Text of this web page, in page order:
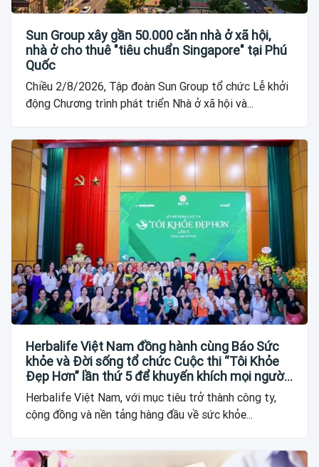
Sun Group xây gần 50.000 căn nhà ở xã hội,
nhà ở cho thuê "tiêu chuẩn Singapore" tại Phú
Quốc
Chiều 2/8/2026, Tập đoàn Sun Group tổ chức Lễ khởi
động Chương trình phát triển Nhà ở xã hội và...
Herbalife Việt Nam đồng hành cùng Báo Sức
khỏe và Đời sống tổ chức Cuộc thi “Tôi Khỏe
Đẹp Hơn” lần thứ 5 để khuyến khích mọi người
trở thành phiên bản tốt hơn của chính mình
Herbalife Việt Nam, với mục tiêu trở thành công ty,
cộng đồng và nền tảng hàng đầu về sức khỏe...